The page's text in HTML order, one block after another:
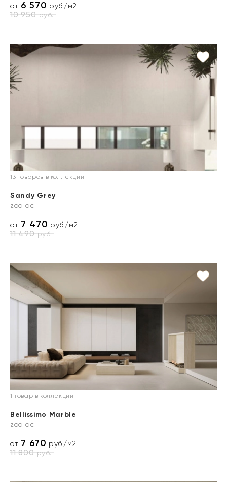
от 6 570 руб./м2
10 950руб.
13 товаров в коллекции
Sandy Grey
zodiac
от 7 470 руб./м2
11 490руб.
1 товар в коллекции
Bellissimo Marble
zodiac
от 7 670 руб./м2
11 800руб.